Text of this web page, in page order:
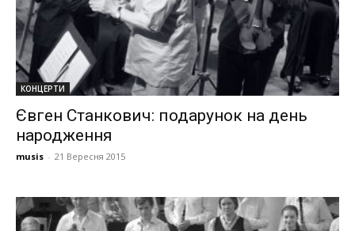
КОНЦЕРТИ
Євген Станкович: подарунок на день
народження
musis - 21 Вересня 2015